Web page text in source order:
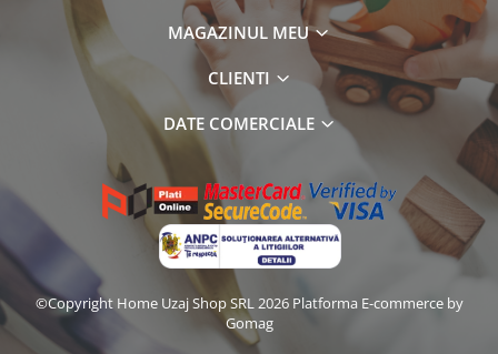
MAGAZINUL MEU
CLIENTI
DATE COMERCIALE
©Copyright Home Uzaj Shop SRL 2026 Platforma E-commerce by
Gomag